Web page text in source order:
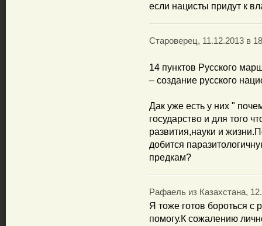
если нацисты придут к
Староверец, 11.12.2013 в
14 пунктов Русского
– создание русского
Дак уже есть у них "
государство и для того
развития,науки и
добится
предкам?
Рафаель из Казахстана,
Я тоже готов бороться
помогу.К сожалению